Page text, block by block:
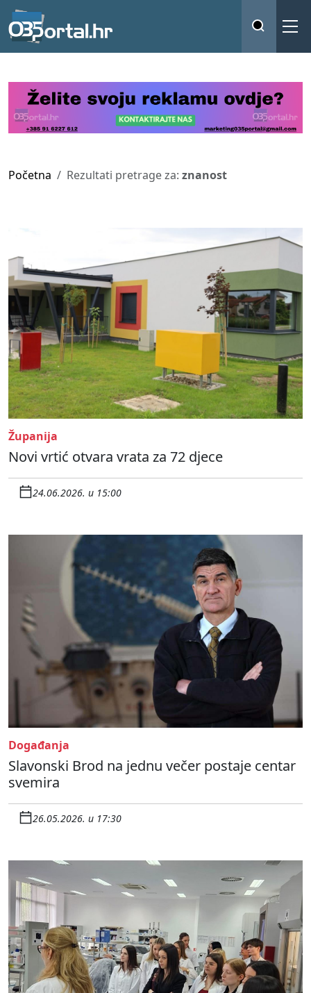
Početna Rezultati pretrage za: znanost
Županija
Novi vrtić otvara vrata za 72 djece
24.06.2026. u 15:00
Događanja
Slavonski Brod na jednu večer postaje centar
svemira
26.05.2026. u 17:30